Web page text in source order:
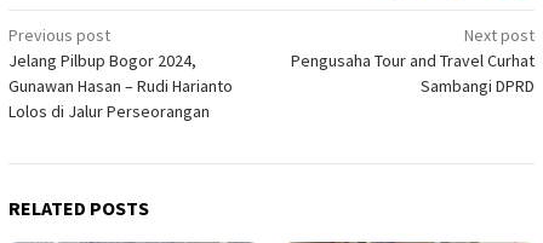
Post
navigation
Previous post
Jelang Pilbup Bogor 2024,
Gunawan Hasan – Rudi Harianto
Lolos di Jalur Perseorangan
Next post
Pengusaha Tour and Travel Curhat
Sambangi DPRD
RELATED POSTS